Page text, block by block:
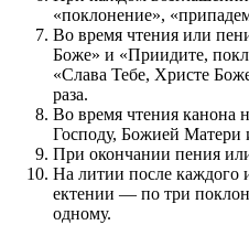
«поклонение»,
Во время чтения или
Боже» и «Приидите,
«Слава Тебе, Христе
раза.
Во время чтения канона
Господу, Божией Матери
При окончании пения
На литии после каждого
ектении — по три
одному.